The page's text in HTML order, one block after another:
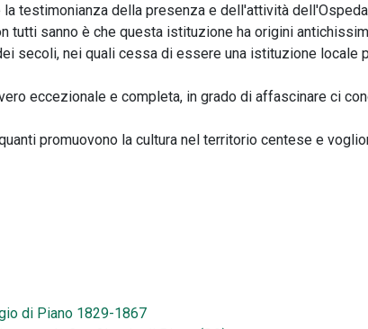
testimonianza della presenza e dell'attività
tutti sanno è che questa istituzione ha origini
secoli, nei quali cessa di essere una istituzione locale
eccezionale e completa, in grado di affascinare ci
promuovono la cultura nel territorio centese e
di Piano 1829-1867